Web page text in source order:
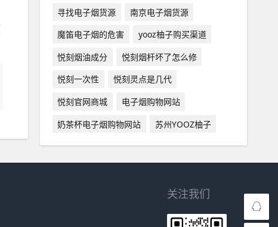
寻找电子烟货源
南京电子烟货源
魔笛电子烟的危害
yooz柚子购买渠道
悦刻烟油成分
悦刻烟杆坏了怎么修
悦刻一次性
悦刻灵点是几代
悦刻官网商城
电子烟购物网站
奶茶杯电子烟购物网站
苏州YOOZ柚子
关注我们